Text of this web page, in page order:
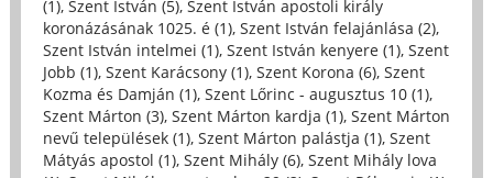
(1), Szent István (5), Szent István apostoli király
koronázásának 1025. é (1), Szent István felajánlása (2),
Szent István intelmei (1), Szent István kenyere (1), Szent
Jobb (1), Szent Karácsony (1), Szent Korona (6), Szent
Kozma és Damján (1), Szent Lőrinc - augusztus 10 (1),
Szent Márton (3), Szent Márton kardja (1), Szent Márton
nevű települések (1), Szent Márton palástja (1), Szent
Mátyás apostol (1), Szent Mihály (6), Szent Mihály lova